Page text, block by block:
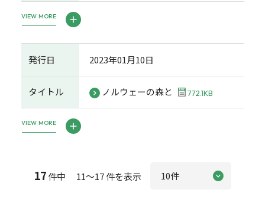
VIEW MORE
発行日 2023年01月10日
タイトル ノルウェーの森と 772.1KB
VIEW MORE
17件中 11～17 件を表示